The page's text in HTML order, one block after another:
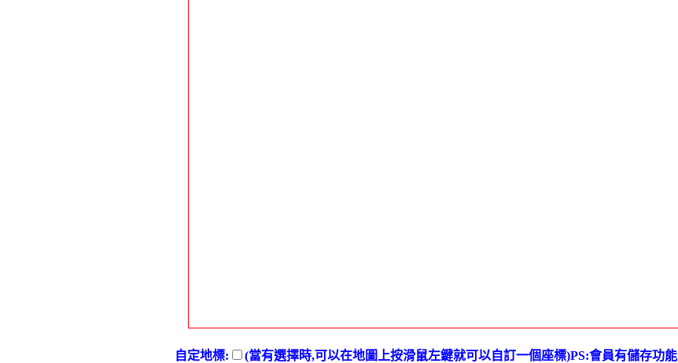
自定地標:
(當有選擇時,可以在地圖上按滑鼠左鍵就可以自訂一個座標)PS:會員有儲存功能